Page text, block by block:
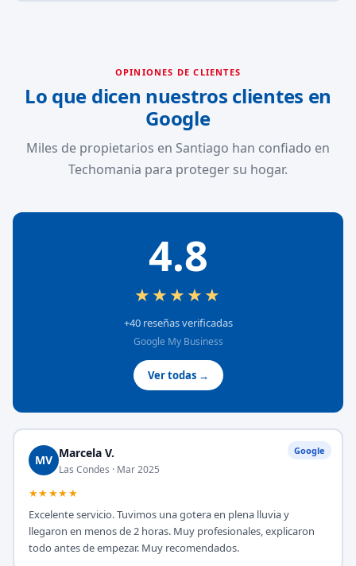
OPINIONES DE CLIENTES
Lo que dicen nuestros clientes en
Google
Miles de propietarios en Santiago han confiado en
Techomania para proteger su hogar.
4.8
★★★★★
+40 reseñas verificadas
Google My Business
Ver todas →
Google
MV Marcela V.
Las Condes · Mar 2025
★★★★★
Excelente servicio. Tuvimos una gotera en plena lluvia y
llegaron en menos de 2 horas. Muy profesionales, explicaron
todo antes de empezar. Muy recomendados.